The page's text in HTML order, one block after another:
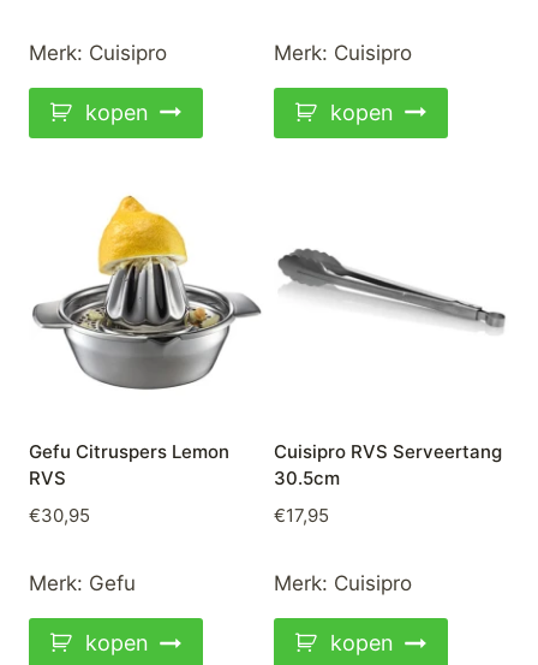
Merk: Cuisipro
kopen
€64,95. €49,95.
Merk: Cuisipro
kopen
Gefu Citruspers Lemon
RVS
€30,95
Merk: Gefu
kopen
Cuisipro RVS Serveertang
30.5cm
€17,95
Merk: Cuisipro
kopen